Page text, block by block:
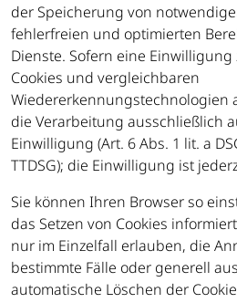
der Speicherung von
fehlerfreien und optimierten
Dienste. Sofern eine
Cookies und vergleichbaren
Wiedererkennungstechnologien
die Verarbeitung ausschließlich
Einwilligung (Art. 6 Abs. 1 lit. a
TTDSG); die Einwilligung ist
Sie können Ihren Browser so
das Setzen von Cookies
nur im Einzelfall erlauben, die
bestimmte Fälle oder generell
automatische Löschen der